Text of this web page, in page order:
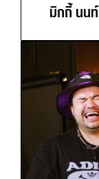
มิกกี้ นน